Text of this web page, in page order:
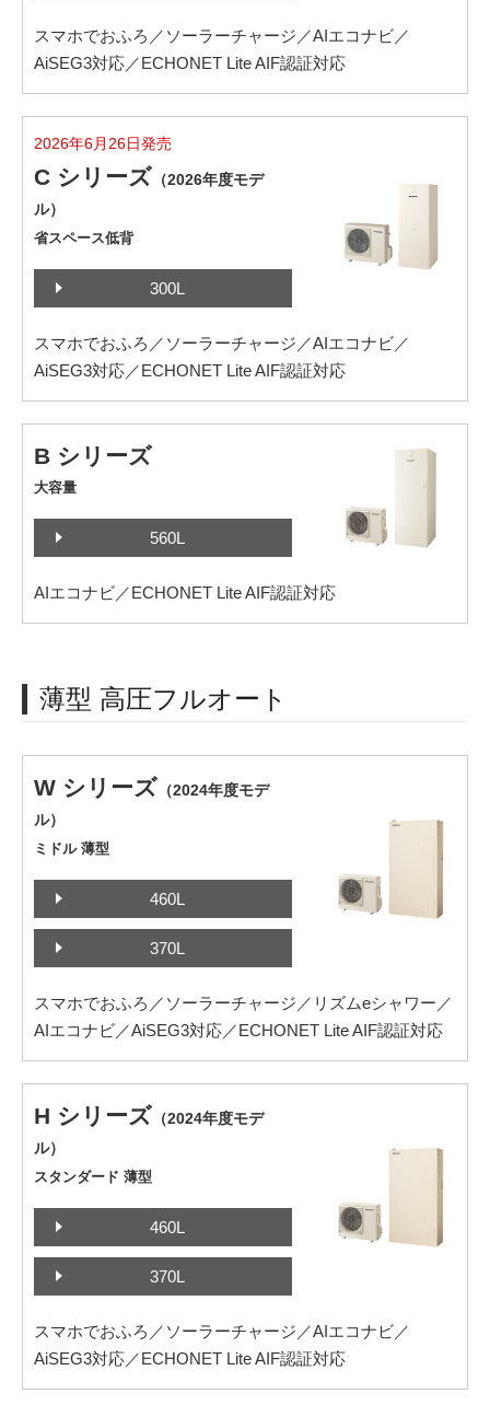
スマホでおふろ／ソーラーチャージ／AIエコナビ／
AiSEG3対応／ECHONET Lite AIF認証対応
2026年6月26日発売
C シリーズ （2026年度モデ
ル）
省スペース低背
300L
スマホでおふろ／ソーラーチャージ／AIエコナビ／
AiSEG3対応／ECHONET Lite AIF認証対応
B シリーズ
大容量
560L
AIエコナビ／ECHONET Lite AIF認証対応
薄型 高圧フルオート
W シリーズ （2024年度モデ
ル）
ミドル 薄型
460L
370L
スマホでおふろ／ソーラーチャージ／リズムeシャワー／
AIエコナビ／AiSEG3対応／ECHONET Lite AIF認証対応
H シリーズ （2024年度モデ
ル）
スタンダード 薄型
460L
370L
スマホでおふろ／ソーラーチャージ／AIエコナビ／
AiSEG3対応／ECHONET Lite AIF認証対応